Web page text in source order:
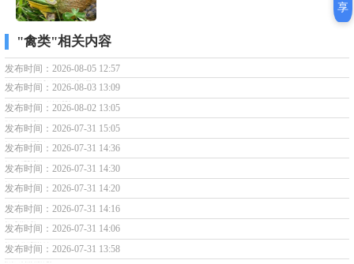
"禽类"相关内容
发布时间：2026-08-05 12:57
水生动物不煮熟为什么不能喂鸡?水生动物煮熟才能喂鸡的原因
发布时间：2026-08-03 13:09
如何防止野生动物袭击鸡舍？这个方法效果显著
发布时间：2026-08-02 13:05
发布时间：2026-07-31 15:05
贵妃鸡孵化不良的原因是什么？
发布时间：2026-07-31 14:36
发布时间：2026-07-31 14:30
贵妃鸡鸡白痢如何防治？
发布时间：2026-07-31 14:20
发布时间：2026-07-31 14:16
贵妃鸡喂料设备有哪些？
发布时间：2026-07-31 14:06
贵妃鸡雏鸡的初饮需要注意什么？
发布时间：2026-07-31 13:58
享